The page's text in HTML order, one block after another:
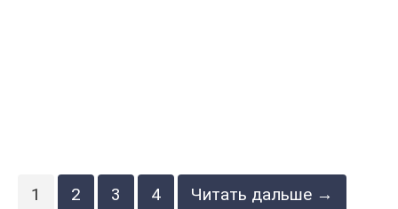
1 2 3 4 Читать дальше →